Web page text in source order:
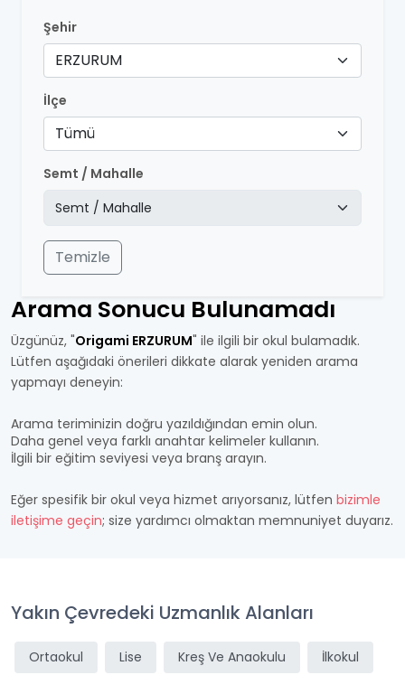
Şehir
ERZURUM
İlçe
Tümü
Semt / Mahalle
Temizle
Arama Sonucu Bulunamadı
Üzgünüz, "Origami ERZURUM" ile ilgili bir okul bulamadık.
Lütfen aşağıdaki önerileri dikkate alarak yeniden arama
yapmayı deneyin:
Arama teriminizin doğru yazıldığından emin olun.
Daha genel veya farklı anahtar kelimeler kullanın.
İlgili bir eğitim seviyesi veya branş arayın.
Eğer spesifik bir okul veya hizmet arıyorsanız, lütfen bizimle
iletişime geçin; size yardımcı olmaktan memnuniyet duyarız.
Yakın Çevredeki Uzmanlık Alanları
Ortaokul Lise Kreş Ve Anaokulu İlkokul